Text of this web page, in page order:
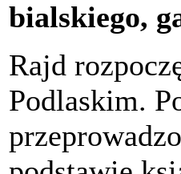
bialskiego,
Rajd
Podlaskim.